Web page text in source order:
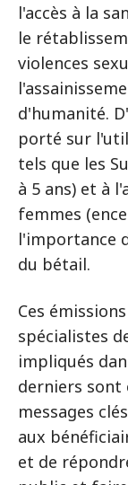
l'accès à la
le
violences
d'humanité.
porté sur
tels que les
à 5 ans) et à
femmes
l'importance
du bétail.
Ces
spécialistes
impliqués
derniers sont
messages
aux
et de